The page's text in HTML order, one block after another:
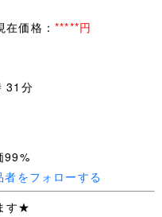
在価格： *****円
31分
99%
者をフォローする
す★